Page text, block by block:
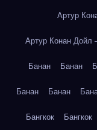
Артур
Артур Конан Дойл
Банан Банан
Банан Банан
Бангкок Бангкок